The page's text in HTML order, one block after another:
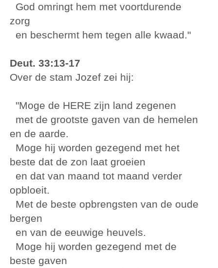
God omringt hem met voortdurende
zorg
en beschermt hem tegen alle kwaad."
Deut. 33:13-17
Over de stam Jozef zei hij:
"Moge de HERE zijn land zegenen
met de grootste gaven van de hemelen
en de aarde.
Moge hij worden gezegend met het
beste dat de zon laat groeien
en dat van maand tot maand verder
opbloeit.
Met de beste opbrengsten van de oude
bergen
en van de eeuwige heuvels.
Moge hij worden gezegend met de
beste gaven